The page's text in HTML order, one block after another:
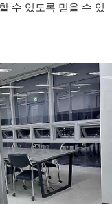
수 있도록 믿을 수 있